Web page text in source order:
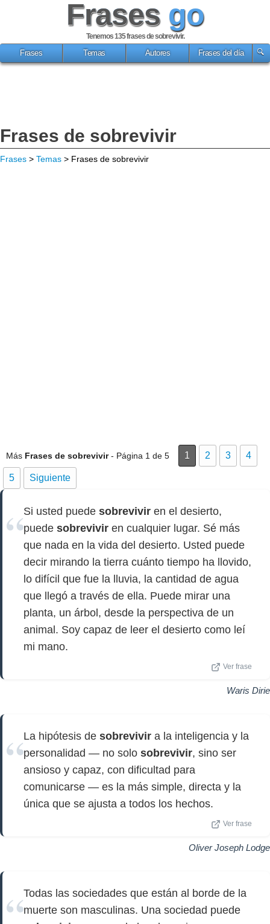
Frases go
Tenemos 135frases de sobrevivir.
Frases
Temas Autores Frases del día
Frases de sobrevivir
Frases > Temas > Frases de sobrevivir
Más Frases de sobrevivir- Página 1 de 5 1 2 3 4
5 Siguiente
Si usted puede sobrevivir en el desierto,
puede sobrevivir en cualquier lugar. Sé más
que nada en la vida del desierto. Usted puede
decir mirando la tierra cuánto tiempo ha llovido,
lo difícil que fue la lluvia, la cantidad de agua
que llegó a través de ella. Puede mirar una
planta, un árbol, desde la perspectiva de un
animal. Soy capaz de leer el desierto como leí
mi mano.
Ver frase
Waris Dirie
La hipótesis de sobrevivir a la inteligencia y la
personalidad — no solo sobrevivir, sino ser
ansioso y capaz, con dificultad para
comunicarse — es la más simple, directa y la
única que se ajusta a todos los hechos.
Ver frase
Oliver Joseph Lodge
Todas las sociedades que están al borde de la
muerte son masculinas. Una sociedad puede